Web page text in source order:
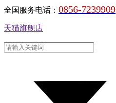
全国服务电话： 0856-7239909
天猫旗舰店